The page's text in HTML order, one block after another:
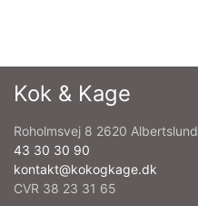
Kok & Kage
Roholmsvej 8 2620 Albertslund
43 30 30 90
kontakt@kokogkage.dk
CVR 38 23 31 65